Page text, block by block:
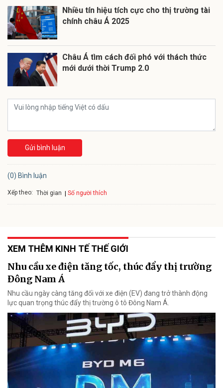
Nhiều tín hiệu tích cực cho thị trường tài
chính châu Á 2025
Châu Á tìm cách đối phó với thách thức
mới dưới thời Trump 2.0
Gửi bình luận
(0) Bình luận
Xếp theo: Thời gian Số người thích
XEM THÊM KINH TẾ THẾ GIỚI
Nhu cầu xe điện tăng tốc, thúc đẩy thị trường
Đông Nam Á
Nhu cầu ngày càng tăng đối với xe điện (EV) đang trở thành động
lực quan trọng thúc đẩy thị trường ô tô Đông Nam Á.